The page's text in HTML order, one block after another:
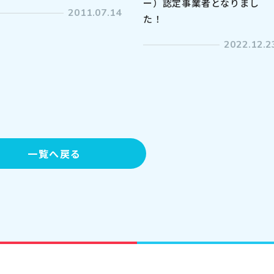
2011.07.14
ー）認定事業者となりまし
た！
一覧へ戻る